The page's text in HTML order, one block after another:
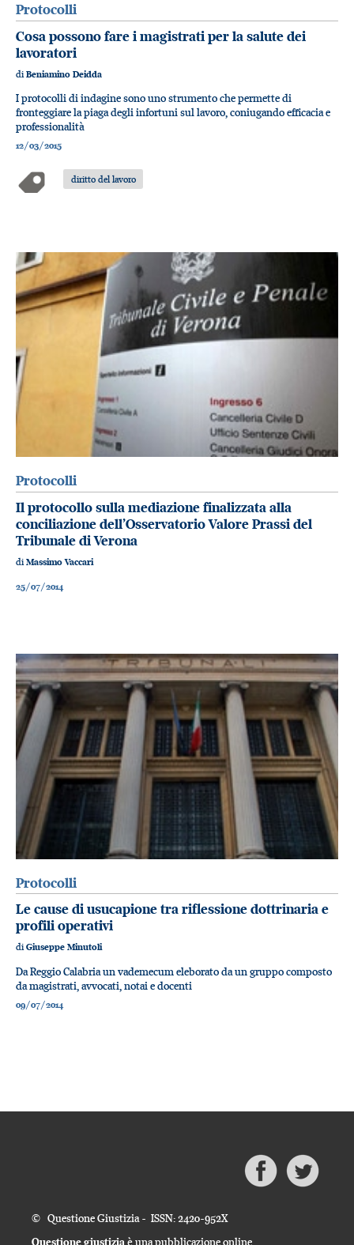
Protocolli
Cosa possono fare i magistrati per la salute dei
lavoratori
di Beniamino Deidda
I protocolli di indagine sono uno strumento che permette di
fronteggiare la piaga degli infortuni sul lavoro, coniugando efficacia e
professionalità
12/03/2015
diritto del lavoro
Protocolli
Il protocollo sulla mediazione finalizzata alla
conciliazione dell’Osservatorio Valore Prassi del
Tribunale di Verona
di Massimo Vaccari
25/07/2014
Protocolli
Le cause di usucapione tra riflessione dottrinaria e
profili operativi
diGiuseppe Minutoli
Da Reggio Calabria un vademecum eleborato da un gruppo composto
da magistrati, avvocati, notai e docenti
09/07/2014
© Questione Giustizia - ISSN: 2420-952X
Questione giustizia è una pubblicazione online